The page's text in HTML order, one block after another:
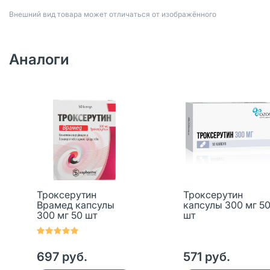
Bнешний вид товара может отличаться от изображённого
Аналоги
Троксерутин
Врамед капсулы
300 мг 50 шт
697 руб.
Троксерутин
капсулы 300 мг 50
шт
571 руб.